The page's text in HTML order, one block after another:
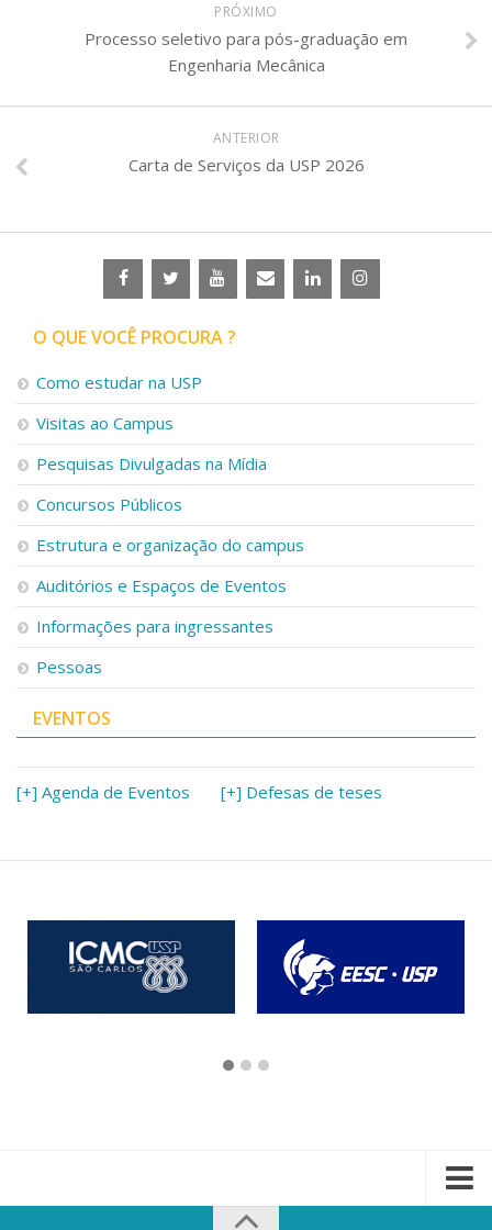
PRÓXIMO
Processo seletivo para pós-graduação em
Engenharia Mecânica
ANTERIOR
Carta de Serviços da USP 2026
O QUE VOCÊ PROCURA ?
Como estudar na USP
Visitas ao Campus
Pesquisas Divulgadas na Mídia
Concursos Públicos
Estrutura e organização do campus
Auditórios e Espaços de Eventos
Informações para ingressantes
Pessoas
EVENTOS
[+] Agenda de Eventos [+] Defesas de teses